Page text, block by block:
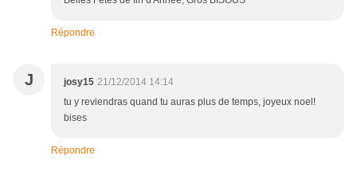
Répondre
J josy15 21/12/2014 14:14
tu y reviendras quand tu auras plus de temps, joyeux noel!
bises
Répondre